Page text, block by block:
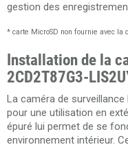
gestion des
* carte MicroSD non fournie avec la
Installation de la
2CD2T87G3-
La caméra de surveillance
pour une utilisation en
épuré lui permet de se
environnement intérieur.